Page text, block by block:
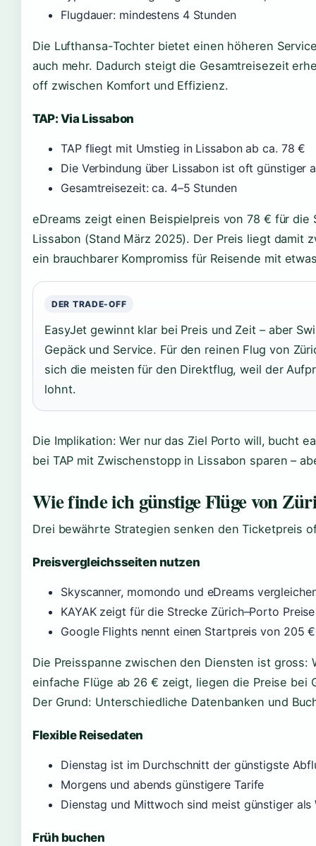
Flugdauer: mindestens 4 Stunden
Die Lufthansa-Tochter bietet einen höheren
auch mehr. Dadurch steigt die Gesamtreisezeit
off zwischen Komfort und Effizienz.
TAP: Via Lissabon
TAP fliegt mit Umstieg in Lissabon ab ca. 78 €
Die Verbindung über Lissabon ist oft günstiger
Gesamtreisezeit: ca. 4–5 Stunden
eDreams zeigt einen Beispielpreis von 78 € für die
Lissabon (Stand März 2025). Der Preis liegt damit
ein brauchbarer Kompromiss für Reisende mit
DER TRADE-OFF
EasyJet gewinnt klar bei Preis und Zeit – aber
Gepäck und Service. Für den reinen Flug von
sich die meisten für den Direktflug, weil der
lohnt.
Die Implikation: Wer nur das Ziel Porto will, bucht
bei TAP mit Zwischenstopp in Lissabon sparen –
Wie finde ich günstige Flüge von
Drei bewährte Strategien senken den Ticketpreis
Preisvergleichsseiten nutzen
Skyscanner, momondo und eDreams
KAYAK zeigt für die Strecke Zürich–Porto
Google Flights nennt einen Startpreis von 205
Die Preisspanne zwischen den Diensten ist gross:
einfache Flüge ab 26 € zeigt, liegen die Preise bei
Der Grund: Unterschiedliche Datenbanken und
Flexible Reisedaten
Dienstag ist im Durchschnitt der günstigste
Morgens und abends günstigere Tarife
Dienstag und Mittwoch sind meist günstiger als
Früh buchen